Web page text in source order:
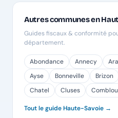
Autres communes en
Guides fiscaux & conformité
département.
Abondance Annecy
Ayse
Bonneville Brizon
Chatel
Cluses
Tout le guide Haute-Savoie →